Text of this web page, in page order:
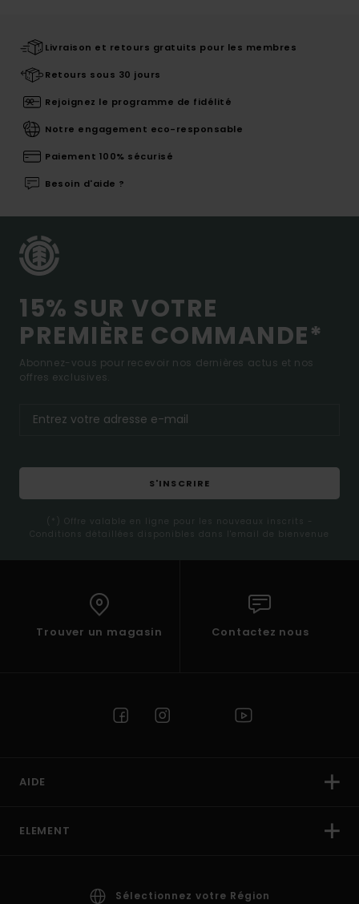
Livraison et retours gratuits pour les membres
Retours sous 30 jours
Rejoignez le programme de fidélité
Notre engagement eco-responsable
Paiement 100% sécurisé
Besoin d'aide ?
15% SUR VOTRE
PREMIÈRE COMMANDE*
Abonnez-vous pour recevoir nos dernières actus et nos
offres exclusives.
S'INSCRIRE
(*) Offre valable en ligne pour les nouveaux inscrits -
Conditions détaillées disponibles dans l'email de bienvenue
Trouver un magasin Contactez nous
AIDE
ELEMENT
Sélectionnez votre Région